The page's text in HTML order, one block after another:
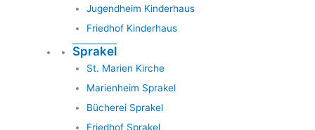
Jugendheim Kinderhaus
Friedhof Kinderhaus
Sprakel
St. Marien Kirche
Marienheim Sprakel
Bücherei Sprakel
Friedhof Sprakel